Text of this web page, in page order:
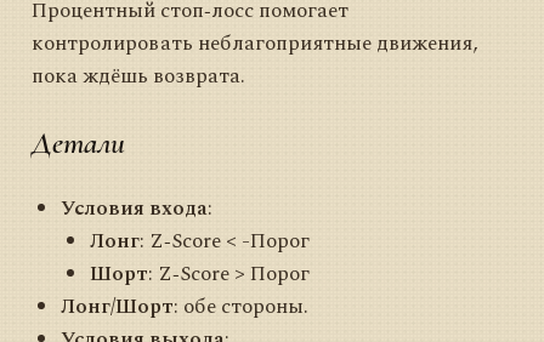
Процентный стоп‑лосс помогает
контролировать неблагоприятные движения,
пока ждёшь возврата.
Детали
Условия входа:
Лонг: Z‑Score < -Порог
Шорт: Z‑Score > Порог
Лонг/Шорт: обе стороны.